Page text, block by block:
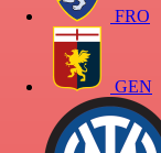
FRO
GEN